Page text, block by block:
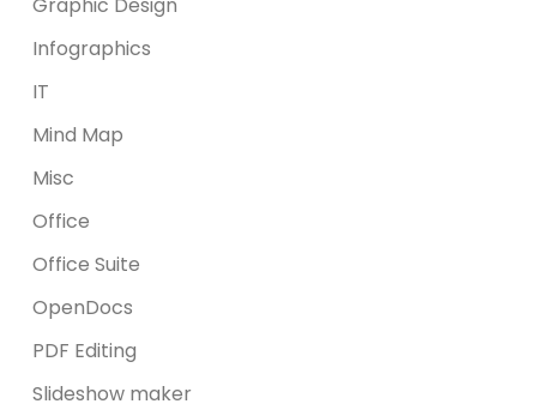
Graphic Design
Infographics
IT
Mind Map
Misc
Office
Office Suite
OpenDocs
PDF Editing
Slideshow maker